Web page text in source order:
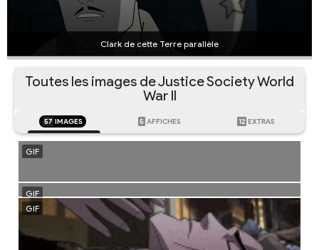
Clark de cette Terre parallèle
Toutes les images de Justice Society World
War II
57 IMAGES 5 AFFICHES 12 EXTRAS